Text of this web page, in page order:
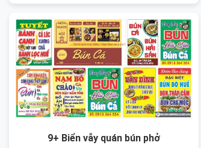
9+ Biển vẫy quán bún phở